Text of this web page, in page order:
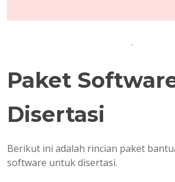
.
Paket
Disertasi
Berikut ini adalah rincian paket
software untuk disertasi.